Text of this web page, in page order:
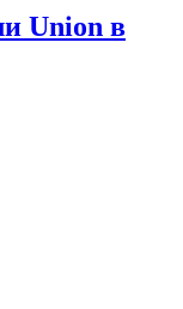
Union в